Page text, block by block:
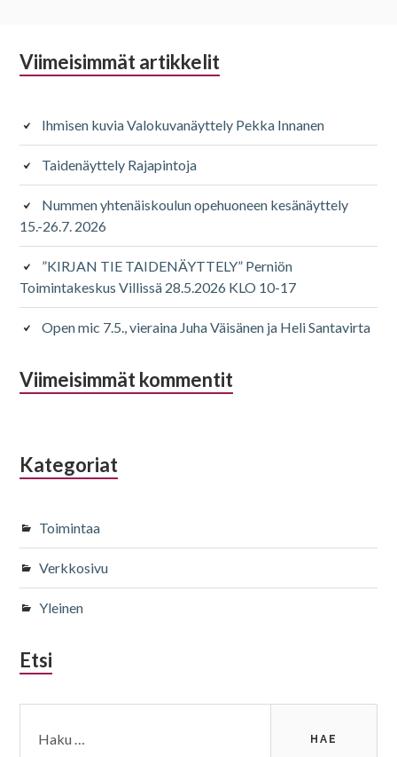
Alapalkin
Viimeisimmät artikkelit
Ihmisen kuvia Valokuvanäyttely Pekka Innanen
Taidenäyttely Rajapintoja
Nummen yhtenäiskoulun opehuoneen kesänäyttely
15.-26.7. 2026
”KIRJAN TIE TAIDENÄYTTELY” Perniön
Toimintakeskus Villissä 28.5.2026 KLO 10-17
Open mic 7.5., vieraina Juha Väisänen ja Heli Santavirta
Viimeisimmät kommentit
Kategoriat
Toimintaa
Verkkosivu
Yleinen
Etsi